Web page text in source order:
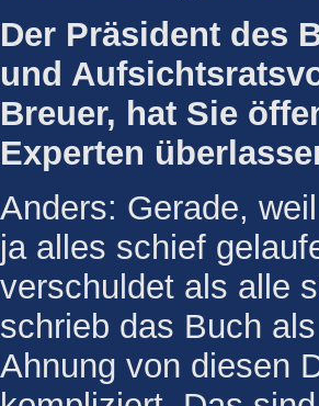
Der Präsident des
und
Breuer, hat Sie
Experten
Anders: Gerade,
ja alles schief
verschuldet als alle
schrieb das Buch
Ahnung von diesen